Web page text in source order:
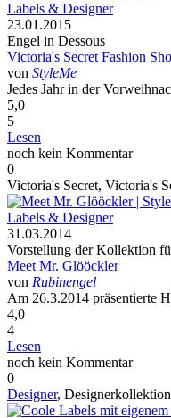
Labels & Designer
23.01.2015
Engel in Dessous
Victoria's Secret Fashion
von StyleMe
Jedes Jahr in der
5,0
5
Lesen
noch kein Kommentar
0
Victoria's Secret, Victoria's
Labels & Designer
31.03.2014
Vorstellung der Kollektion
Meet Mr. Glööckler
von Rubinengel
Am 26.3.2014 präsentierte
4,0
4
Lesen
noch kein Kommentar
0
Designer,